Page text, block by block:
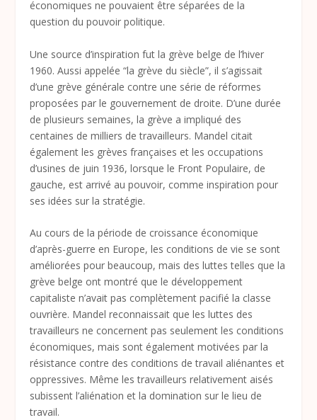
économiques ne pouvaient être séparées de la
question du pouvoir politique.
Une source d’inspiration fut la grève belge de l’hiver
1960. Aussi appelée “la grève du siècle”, il s’agissait
d’une grève générale contre une série de réformes
proposées par le gouvernement de droite. D’une durée
de plusieurs semaines, la grève a impliqué des
centaines de milliers de travailleurs. Mandel citait
également les grèves françaises et les occupations
d’usines de juin 1936, lorsque le Front Populaire, de
gauche, est arrivé au pouvoir, comme inspiration pour
ses idées sur la stratégie.
Au cours de la période de croissance économique
d’après-guerre en Europe, les conditions de vie se sont
améliorées pour beaucoup, mais des luttes telles que la
grève belge ont montré que le développement
capitaliste n’avait pas complètement pacifié la classe
ouvrière. Mandel reconnaissait que les luttes des
travailleurs ne concernent pas seulement les conditions
économiques, mais sont également motivées par la
résistance contre des conditions de travail aliénantes et
oppressives. Même les travailleurs relativement aisés
subissent l’aliénation et la domination sur le lieu de
travail.